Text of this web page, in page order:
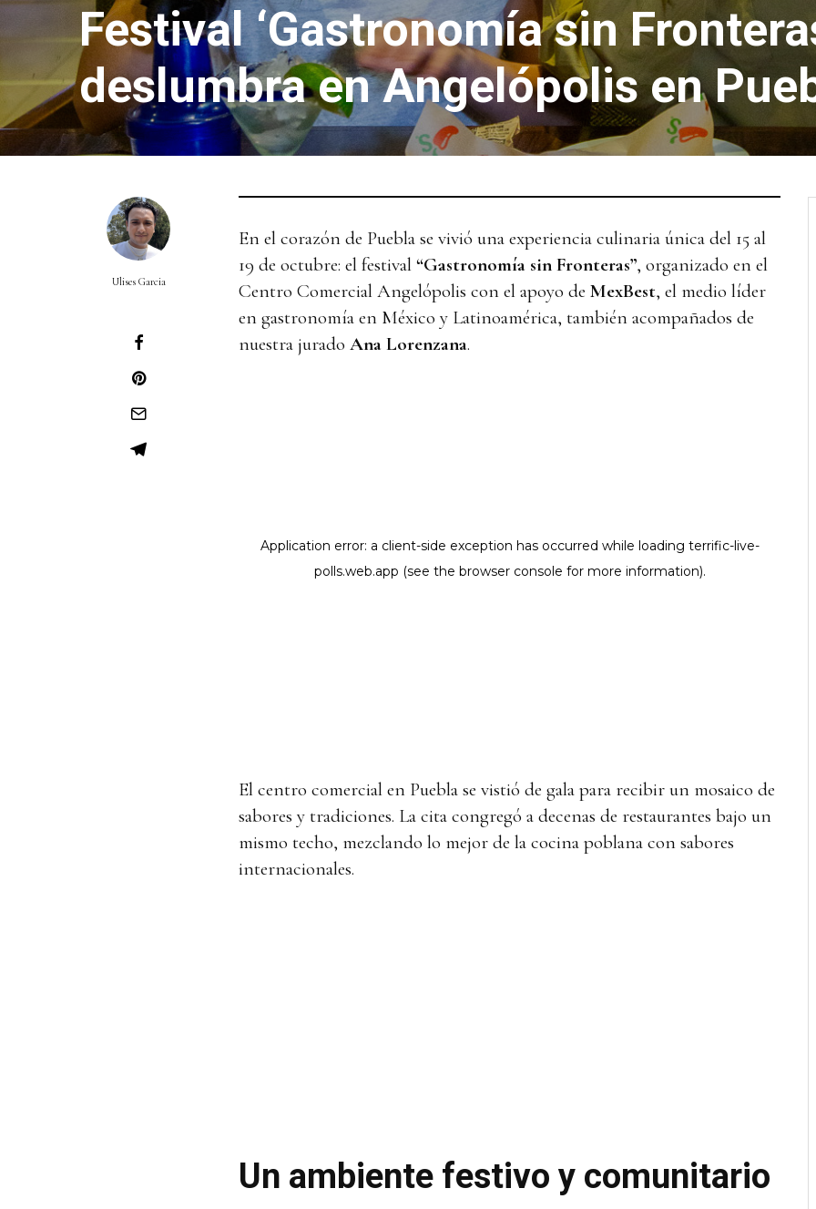
Festival ‘Gastronomía sin
deslumbra en Angelópolis en
Ulises Garcia
En el corazón de Puebla se vivió una experiencia culinaria única del 15 al
19 de octubre: el festival “Gastronomía sin Fronteras”, organizado en el
Centro Comercial Angelópolis con el apoyo de MexBest, el medio líder
en gastronomía en México y Latinoamérica, también acompañados de
nuestra jurado Ana Lorenzana.
El centro comercial en Puebla se vistió de gala para recibir un mosaico de
sabores y tradiciones. La cita congregó a decenas de restaurantes bajo un
mismo techo, mezclando lo mejor de la cocina poblana con sabores
internacionales.
Un ambiente festivo y comunitario